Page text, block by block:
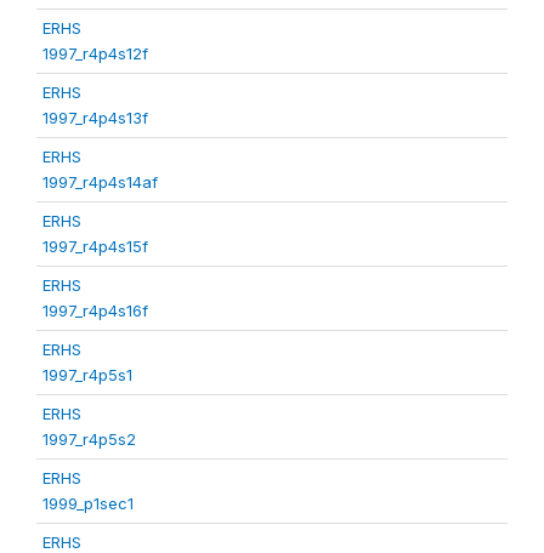
ERHS
1997_r4p4s12f
ERHS
1997_r4p4s13f
ERHS
1997_r4p4s14af
ERHS
1997_r4p4s15f
ERHS
1997_r4p4s16f
ERHS
1997_r4p5s1
ERHS
1997_r4p5s2
ERHS
1999_p1sec1
ERHS